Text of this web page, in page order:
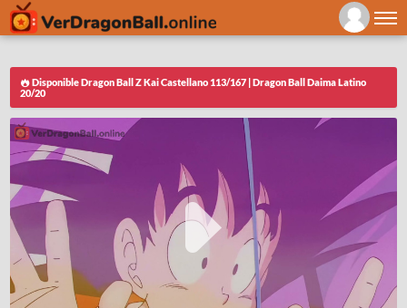
Disponible Dragon Ball Z Kai Castellano 113/167 | Dragon Ball Daima Latino
20/20